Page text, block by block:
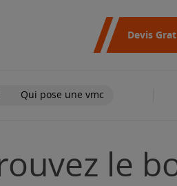
Devis
Qui pose une vmc
le